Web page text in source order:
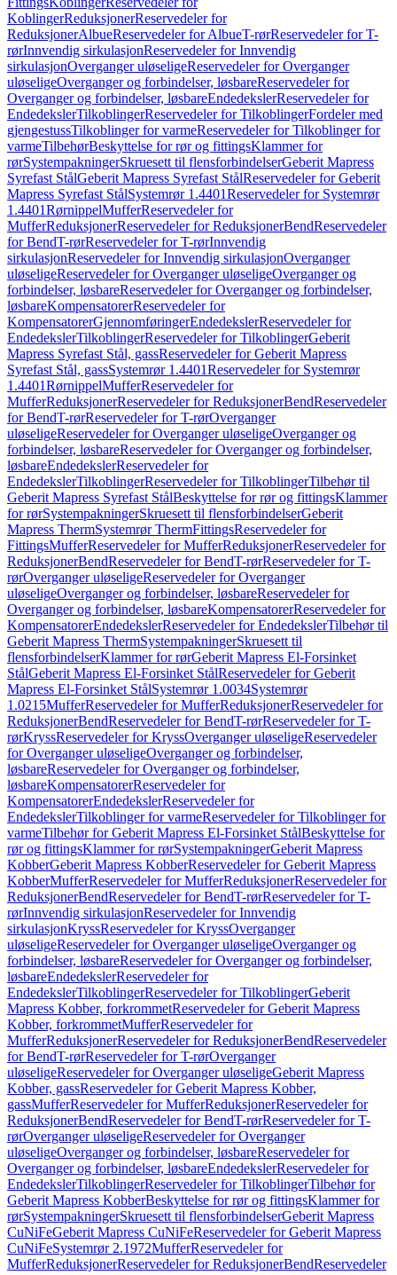
KoblingerReduksjonerReservedeler for
ReduksjonerAlbueReservedeler for AlbueT-rørReservedeler for T-
rørInnvendig sirkulasjonReservedeler for Innvendig
sirkulasjonOverganger uløseligeReservedeler for Overganger
uløseligeOverganger og forbindelser, løsbareReservedeler for
Overganger og forbindelser, løsbareEndedekslerReservedeler for
EndedekslerTilkoblingerReservedeler for TilkoblingerFordeler med
gjengestussTilkoblinger for varmeReservedeler for Tilkoblinger for
varmeTilbehørBeskyttelse for rør og fittingsKlammer for
rørSystempakningerSkruesett til flensforbindelserGeberit Mapress
Syrefast StålGeberit Mapress Syrefast StålReservedeler for Geberit
Mapress Syrefast StålSystemrør 1.4401Reservedeler for Systemrør
1.4401RørnippelMufferReservedeler for
MufferReduksjonerReservedeler for ReduksjonerBendReservedeler
for BendT-rørReservedeler for T-rørInnvendig
sirkulasjonReservedeler for Innvendig sirkulasjonOverganger
uløseligeReservedeler for Overganger uløseligeOverganger og
forbindelser, løsbareReservedeler for Overganger og forbindelser,
løsbareKompensatorerReservedeler for
KompensatorerGjennomføringerEndedekslerReservedeler for
EndedekslerTilkoblingerReservedeler for TilkoblingerGeberit
Mapress Syrefast Stål, gassReservedeler for Geberit Mapress
Syrefast Stål, gassSystemrør 1.4401Reservedeler for Systemrør
1.4401RørnippelMufferReservedeler for
MufferReduksjonerReservedeler for ReduksjonerBendReservedeler
for BendT-rørReservedeler for T-rørOverganger
uløseligeReservedeler for Overganger uløseligeOverganger og
forbindelser, løsbareReservedeler for Overganger og forbindelser,
løsbareEndedekslerReservedeler for
EndedekslerTilkoblingerReservedeler for TilkoblingerTilbehør til
Geberit Mapress Syrefast StålBeskyttelse for rør og fittingsKlammer
for rørSystempakningerSkruesett til flensforbindelserGeberit
Mapress ThermSystemrør ThermFittingsReservedeler for
FittingsMufferReservedeler for MufferReduksjonerReservedeler for
ReduksjonerBendReservedeler for BendT-rørReservedeler for T-
rørOverganger uløseligeReservedeler for Overganger
uløseligeOverganger og forbindelser, løsbareReservedeler for
Overganger og forbindelser, løsbareKompensatorerReservedeler for
KompensatorerEndedekslerReservedeler for EndedekslerTilbehør til
Geberit Mapress ThermSystempakningerSkruesett til
flensforbindelserKlammer for rørGeberit Mapress El-Forsinket
StålGeberit Mapress El-Forsinket StålReservedeler for Geberit
Mapress El-Forsinket StålSystemrør 1.0034Systemrør
1.0215MufferReservedeler for MufferReduksjonerReservedeler for
ReduksjonerBendReservedeler for BendT-rørReservedeler for T-
rørKryssReservedeler for KryssOverganger uløseligeReservedeler
for Overganger uløseligeOverganger og forbindelser,
løsbareReservedeler for Overganger og forbindelser,
løsbareKompensatorerReservedeler for
KompensatorerEndedekslerReservedeler for
EndedekslerTilkoblinger for varmeReservedeler for Tilkoblinger for
varmeTilbehør for Geberit Mapress El-Forsinket StålBeskyttelse for
rør og fittingsKlammer for rørSystempakningerGeberit Mapress
KobberGeberit Mapress KobberReservedeler for Geberit Mapress
KobberMufferReservedeler for MufferReduksjonerReservedeler for
ReduksjonerBendReservedeler for BendT-rørReservedeler for T-
rørInnvendig sirkulasjonReservedeler for Innvendig
sirkulasjonKryssReservedeler for KryssOverganger
uløseligeReservedeler for Overganger uløseligeOverganger og
forbindelser, løsbareReservedeler for Overganger og forbindelser,
løsbareEndedekslerReservedeler for
EndedekslerTilkoblingerReservedeler for TilkoblingerGeberit
Mapress Kobber, forkrommetReservedeler for Geberit Mapress
Kobber, forkrommetMufferReservedeler for
MufferReduksjonerReservedeler for ReduksjonerBendReservedeler
for BendT-rørReservedeler for T-rørOverganger
uløseligeReservedeler for Overganger uløseligeGeberit Mapress
Kobber, gassReservedeler for Geberit Mapress Kobber,
gassMufferReservedeler for MufferReduksjonerReservedeler for
ReduksjonerBendReservedeler for BendT-rørReservedeler for T-
rørOverganger uløseligeReservedeler for Overganger
uløseligeOverganger og forbindelser, løsbareReservedeler for
Overganger og forbindelser, løsbareEndedekslerReservedeler for
EndedekslerTilkoblingerReservedeler for TilkoblingerTilbehør for
Geberit Mapress KobberBeskyttelse for rør og fittingsKlammer for
rørSystempakningerSkruesett til flensforbindelserGeberit Mapress
CuNiFeGeberit Mapress CuNiFeReservedeler for Geberit Mapress
CuNiFeSystemrør 2.1972MufferReservedeler for
MufferReduksjonerReservedeler for ReduksjonerBendReservedeler